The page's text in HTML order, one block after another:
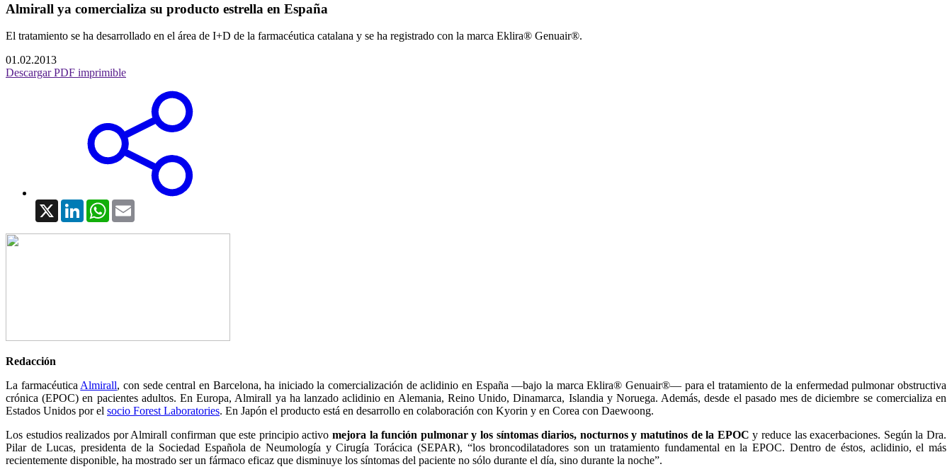
Almirall ya comercializa su producto estrella en España
El tratamiento se ha desarrollado en el área de I+D de la farmacéutica catalana y se ha registrado con la marca Eklira® Genuair®.
01.02.2013
Descargar PDF imprimible
X LinkedInWhatsApp
Redacción
La farmacéuticaAlmirall, con sede central en Barcelona, ha iniciado la comercialización de aclidinio en España —bajo la marca Eklira® Genuair®— para el tratamiento de la enfermedad pulmonar obstructiva
crónica (EPOC) en pacientes adultos. En Europa, Almirall ya ha lanzado aclidinio en Alemania, Reino Unido, Dinamarca, Islandia y Noruega. Además, desde el pasado mes de diciembre se comercializa en
Estados Unidos por el socio Forest Laboratories. En Japón el producto está en desarrollo en colaboración con Kyorin y en Corea con Daewoong.
Los estudios realizados por Almirall confirman que este principio activo mejora la función pulmonar y los síntomas diarios, nocturnos y matutinos de la EPOCy reduce las exacerbaciones. Según la Dra.
Pilar de Lucas, presidenta de la Sociedad Española de Neumología y Cirugía Torácica (SEPAR), “los broncodilatadores son un tratamiento fundamental en la EPOC. Dentro de éstos, aclidinio, el más
recientemente disponible, ha mostrado ser un fármaco eficaz que disminuye los síntomas del paciente no sólo durante el día, sino durante la noche”.